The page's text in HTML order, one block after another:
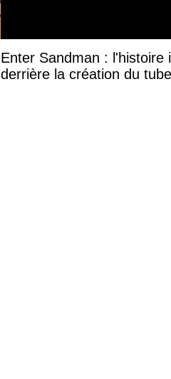
Enter Sandman : l'histoire
derrière la création du